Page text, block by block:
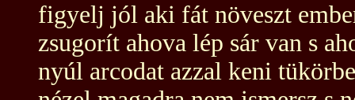
figyelj jól aki fát növeszt
zsugorít ahova lép sár van s
nyúl arcodat azzal keni